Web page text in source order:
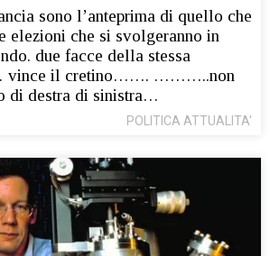
sono l’anteprima di quello che
elezioni che si svolgeranno in
due facce della stessa
vince il cretino……. ………..non
di destra di sinistra…
POLITICA ATTUALITA'